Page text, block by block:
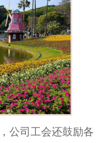
公司工会还鼓励各